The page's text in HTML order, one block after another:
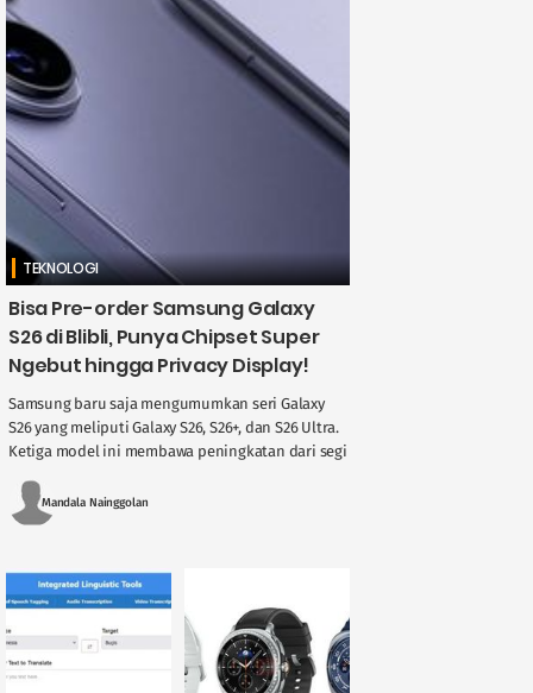
TEKNOLOGI
Bisa Pre-order Samsung Galaxy
S26 di Blibli, Punya Chipset Super
Ngebut hingga Privacy Display!
Samsung baru saja mengumumkan seri Galaxy
S26 yang meliputi Galaxy S26, S26+, dan S26 Ultra.
Ketiga model ini membawa peningkatan dari segi
Mandala Nainggolan